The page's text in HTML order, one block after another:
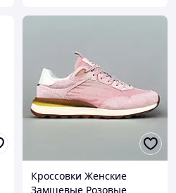
Кроссовки Женские
Замшевые Розовые